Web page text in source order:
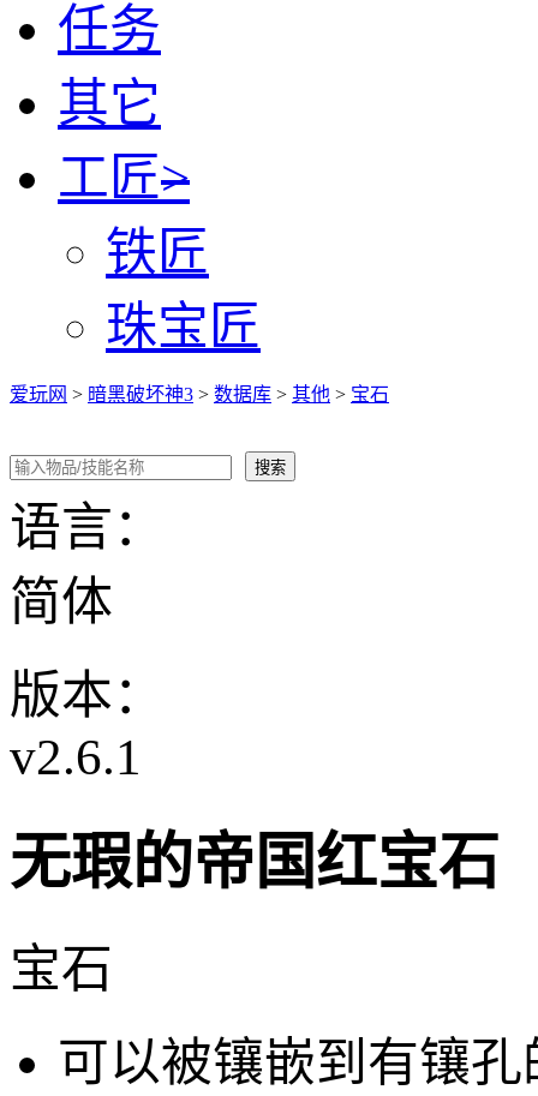
任务
其它
工匠>
铁匠
珠宝匠
爱玩网 > 暗黑破坏神3 > 数据库 > 其他 > 宝石
语言：
简体
版本：
v2.6.1
无瑕的帝国红宝石
宝石
可以被镶嵌到有镶